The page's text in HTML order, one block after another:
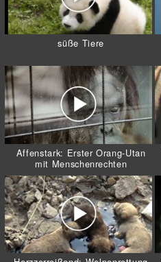
süße Tiere
Affenstark: Erster Orang-Utan
mit Menschenrechten